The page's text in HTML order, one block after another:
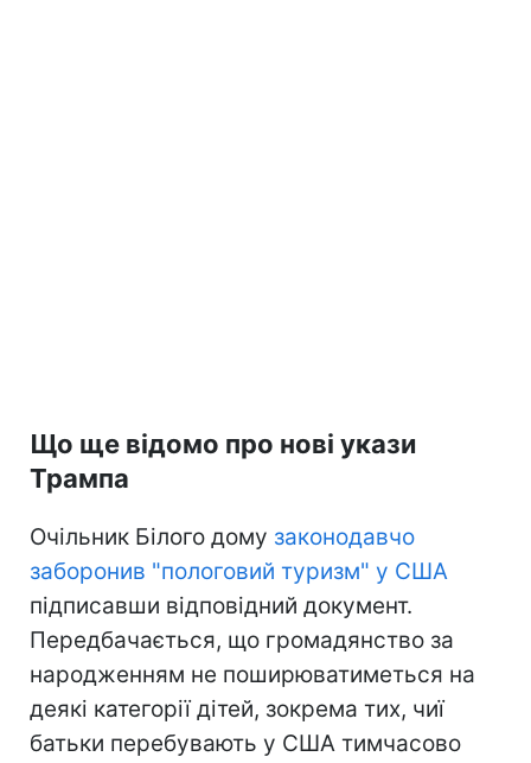
Що ще відомо про нові укази
Трампа
Очільник Білого дому законодавчо
заборонив "пологовий туризм" у США
підписавши відповідний документ.
Передбачається, що громадянство за
народженням не поширюватиметься на
деякі категорії дітей, зокрема тих, чиї
батьки перебувають у США тимчасово